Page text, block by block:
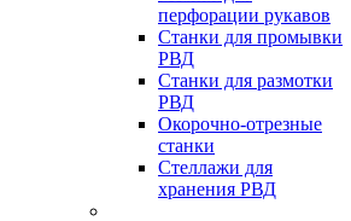
перфорации рукавов
Станки для промывки
РВД
Станки для размотки
РВД
Окорочно-отрезные
станки
Стеллажи для
хранения РВД